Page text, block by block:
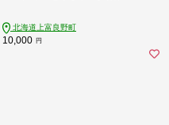
北海道上富良野町
10,000 円